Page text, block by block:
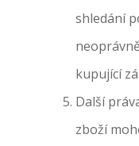
shledání
kupující
Další
zboží